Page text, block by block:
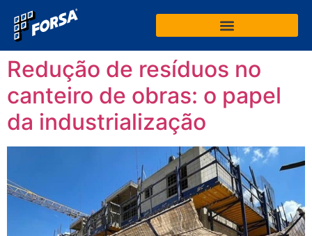
Redução de resíduos no
canteiro de obras: o papel
da industrialização